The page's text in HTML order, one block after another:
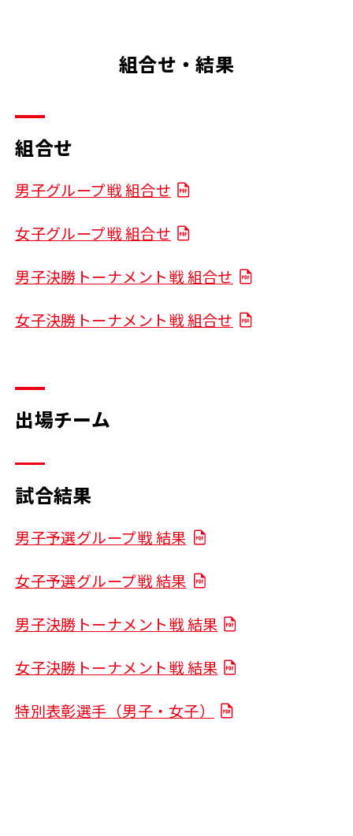
組合せ・結果
組合せ
男子グループ戦 組合せ
女子グループ戦 組合せ
男子決勝トーナメント戦 組合せ
女子決勝トーナメント戦 組合せ
出場チーム
試合結果
男子予選グループ戦 結果
女子予選グループ戦 結果
男子決勝トーナメント戦 結果
女子決勝トーナメント戦 結果
特別表彰選手（男子・女子）